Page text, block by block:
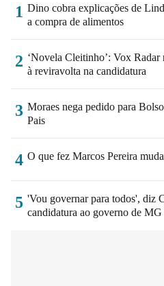
1 Dino cobra explicações de
a compra de alimentos
2 ‘Novela Cleitinho’: Vox Radar
à reviravolta na candidatura
3 Moraes nega pedido para
Pais
4 O que fez Marcos Pereira
5 'Vou governar para todos', diz
candidatura ao governo de MG